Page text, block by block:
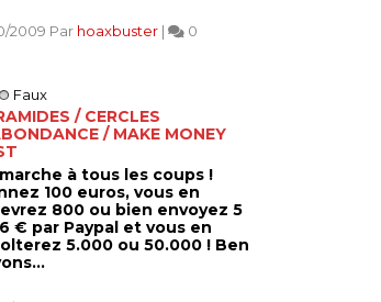
2009 Par hoaxbuster | 0
Faux
/ CERCLES
/ MAKE MONEY
à tous les coups !
100 euros, vous en
800 ou bien envoyez 5
€ par Paypal et vous en
5.000 ou 50.000 ! Ben